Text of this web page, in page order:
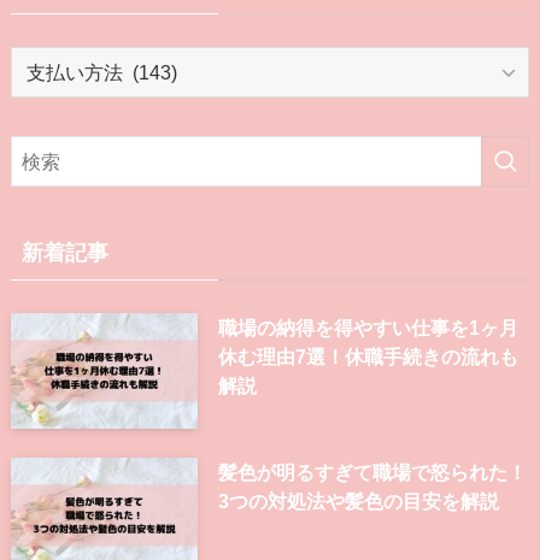
リ
新着記事
職場の納得を得やすい仕事を1ヶ月
休む理由7選！休職手続きの流れも
解説
髪色が明るすぎて職場で怒られた！
3つの対処法や髪色の目安を解説